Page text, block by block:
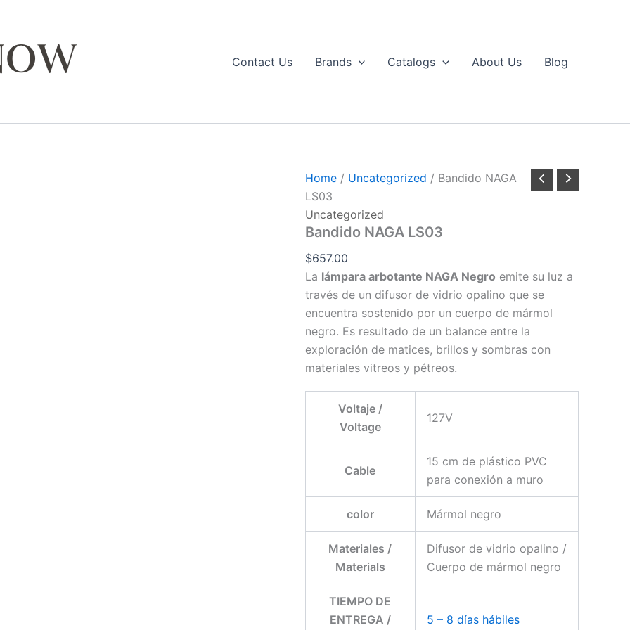
Contact Us
Brands Catalogs About Us Blog
Home/ Uncategorized / Bandido NAGA
LS03
Uncategorized
Bandido NAGA LS03
$657.00
La lámpara arbotante NAGA Negro emite su luz a
través de un difusor de vidrio opalino que se
encuentra sostenido por un cuerpo de mármol
negro. Es resultado de un balance entre la
exploración de matices, brillos y sombras con
materiales vitreos y pétreos.
Voltaje /
Voltage
127V
Cable
15 cm de plástico PVC
para conexión a muro
color Mármol negro
Materiales /
Materials
Difusor de vidrio opalino /
Cuerpo de mármol negro
TIEMPO DE
ENTREGA /
5 – 8 días hábiles